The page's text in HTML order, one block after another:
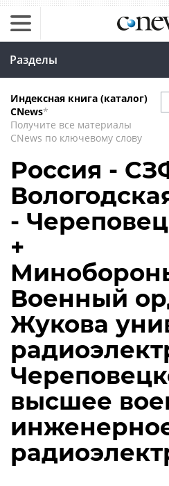
Разделы
Индексная книга (каталог)
CNews*
Получите все материалы
CNews по ключевому слову
Россия -
- Череповец
+
Военный
Жукова
высшее